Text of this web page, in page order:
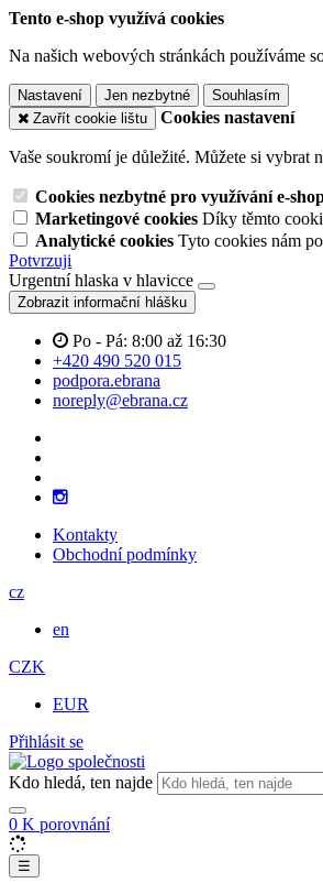
Tento e-shop využívá cookies
Na našich webových stránkách používáme
Nastavení Jen nezbytné
Souhlasím
Zavřít cookie lištu
Cookies nastavení
Vaše soukromí je důležité. Můžete si vybrat
Cookies nezbytné pro využívání e-
Marketingové cookies Díky těmto
Analytické cookies Tyto cookies nám
Potvrzuji
Urgentní hlaska v hlavicce
Zobrazit informační hlášku
Po - Pá: 8:00 až 16:30
+420 490 520 015
podpora.ebrana
noreply@ebrana.cz
Kontakty
Obchodní podmínky
cz
en
CZK
EUR
Přihlásit se
Kdo hledá, ten najde
0 K porovnání
☰